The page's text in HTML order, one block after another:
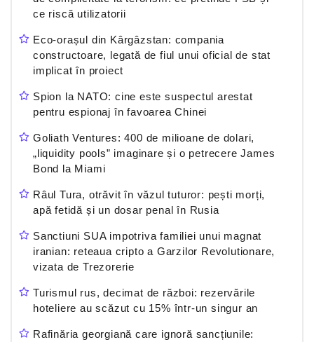
ce riscă utilizatorii
Eco-orașul din Kârgâzstan: compania
constructoare, legată de fiul unui oficial de stat
implicat în proiect
Spion la NATO: cine este suspectul arestat
pentru espionaj în favoarea Chinei
Goliath Ventures: 400 de milioane de dolari,
„liquidity pools” imaginare și o petrecere James
Bond la Miami
Râul Tura, otrăvit în văzul tuturor: pești morți,
apă fetidă și un dosar penal în Rusia
Sanctiuni SUA impotriva familiei unui magnat
iranian: reteaua cripto a Garzilor Revolutionare,
vizata de Trezorerie
Turismul rus, decimat de război: rezervările
hoteliere au scăzut cu 15% într-un singur an
Rafinăria georgiană care ignoră sancțiunile: